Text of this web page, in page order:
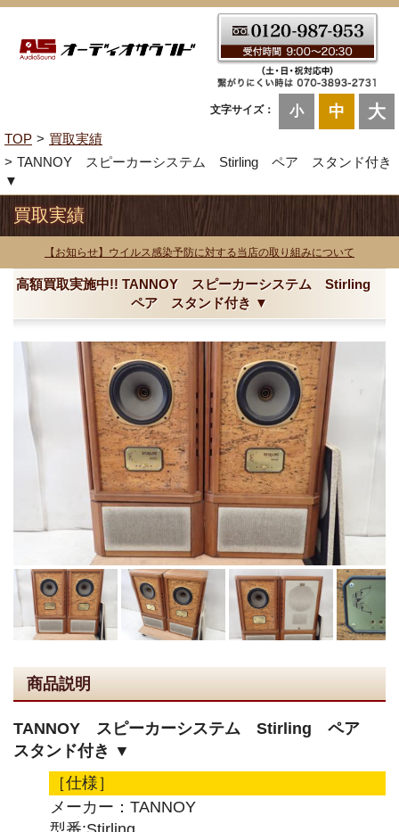
文字サイズ： 小 中 大
TOP
買取実績
TANNOY スピーカーシステム Stirling ペア スタンド付き
▼
買取実績
【お知らせ】ウイルス感染予防に対する当店の取り組みについて
高額買取実施中!! TANNOY スピーカーシステム Stirling
ペア スタンド付き ▼
商品説明
TANNOY スピーカーシステム Stirling ペア
スタンド付き ▼
［仕様］
メーカー：TANNOY